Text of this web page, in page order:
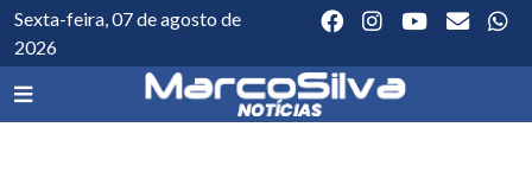
Sexta-feira, 07 de agosto de
2026